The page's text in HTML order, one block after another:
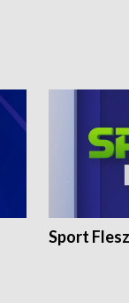
Sport